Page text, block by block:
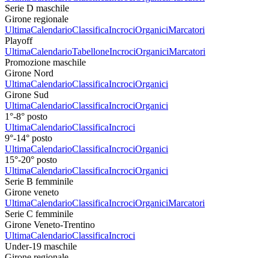
Serie D maschile
Girone regionale
UltimaCalendarioClassificaIncrociOrganiciMarcatori
Playoff
UltimaCalendarioTabelloneIncrociOrganiciMarcatori
Promozione maschile
Girone Nord
UltimaCalendarioClassificaIncrociOrganici
Girone Sud
UltimaCalendarioClassificaIncrociOrganici
1°-8° posto
UltimaCalendarioClassificaIncroci
9°-14° posto
UltimaCalendarioClassificaIncrociOrganici
15°-20° posto
UltimaCalendarioClassificaIncrociOrganici
Serie B femminile
Girone veneto
UltimaCalendarioClassificaIncrociOrganiciMarcatori
Serie C femminile
Girone Veneto-Trentino
UltimaCalendarioClassificaIncroci
Under-19 maschile